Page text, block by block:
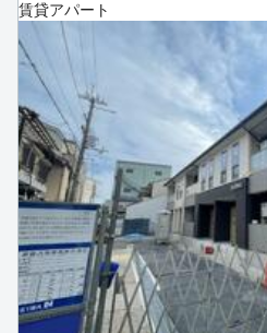
賃貸アパート